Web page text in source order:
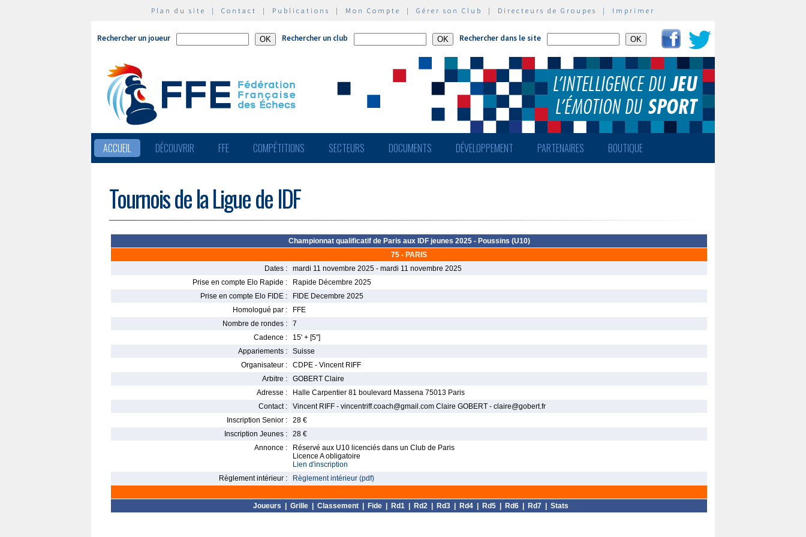
Plan du site | Contact | Publications | Mon Compte | Gérer son Club | Directeurs de Groupes | Imprimer
Rechercher un joueur Rechercher un club Rechercher dans le site
ACCUEIL DÉCOUVRIR FFE COMPÉTITIONS SECTEURS DOCUMENTS DÉVELOPPEMENT PARTENAIRES BOUTIQUE
Tournois de la Ligue de IDF
Championnat qualificatif de Paris aux IDF jeunes 2025 - Poussins (U10)
75 - PARIS
Dates :
mardi 11 novembre 2025 - mardi 11 novembre 2025
Prise en compte Elo Rapide :
Rapide Décembre 2025
Prise en compte Elo FIDE :
FIDE Decembre 2025
Homologué par :
FFE
Nombre de rondes :
7
Cadence :
15' + [5'']
Appariements :
Suisse
Organisateur :
CDPE - Vincent RIFF
Arbitre :
GOBERT Claire
Adresse :
Halle Carpentier 81 boulevard Massena 75013 Paris
Contact :
Vincent RIFF - vincentriff.coach@gmail.com Claire GOBERT - claire@gobert.fr
Inscription Senior :
28 €
Inscription Jeunes :
28 €
Annonce :
Réservé aux U10 licenciés dans un Club de Paris
Licence A obligatoire
Lien d'inscription
Règlement intérieur :
Règlement intérieur (pdf)
Joueurs Grille Classement Fide Rd1 Rd2 Rd3 Rd4 Rd5 Rd6 Rd7 Stats